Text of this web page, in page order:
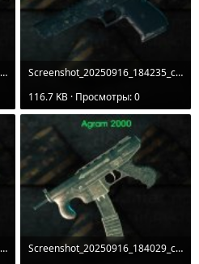
Screenshot_20250916_183102_com.agaming.thesun.origin.jpg
Screenshot_20250916_184235_com.agaming.thesun.origin.jpg
116.7 KB · Просмотры: 0
Screenshot_20250916_184035_com.agaming.thesun.origin.jpg
Screenshot_20250916_184029_com.agaming.thesun.origin.jpg